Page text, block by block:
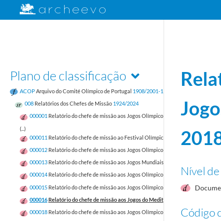
Plano de classificação
ACOPArquivo do Comité Olímpico de Portugal 1908/2001-12-31
008 Relatórios dos Chefes de Missão 1924/2024
000001 Relatório do chefe de missão aos Jogos Olímpicos de Pequim 20082008-
(...)
000011 Relatório do chefe de missão ao Festival Olímpico da Juventude Europeia
000012 Relatório do chefe de missão aos Jogos Olímpicos da Juventude de
000013 Relatório do chefe de missão aos Jogos Mundiais, em Wroclaw 2017
000014 Relatório do chefe de missão aos Jogos Olímpicos da Juventude, em
000015 Relatório do chefe de missão aos Jogos Olímpicos de Inverno, em
000016Relatório do chefe de missão aos Jogos do Mediterrâneo, em Tarragona
000018 Relatório do chefe de missão aos Jogos Olímpicos de Verão, no Rio de
Nível
Código